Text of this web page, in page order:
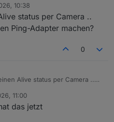
10:38
status per Camera ..
Ping-Adapter machen?
0
Alive status per Camera ..
11:00
das jetzt